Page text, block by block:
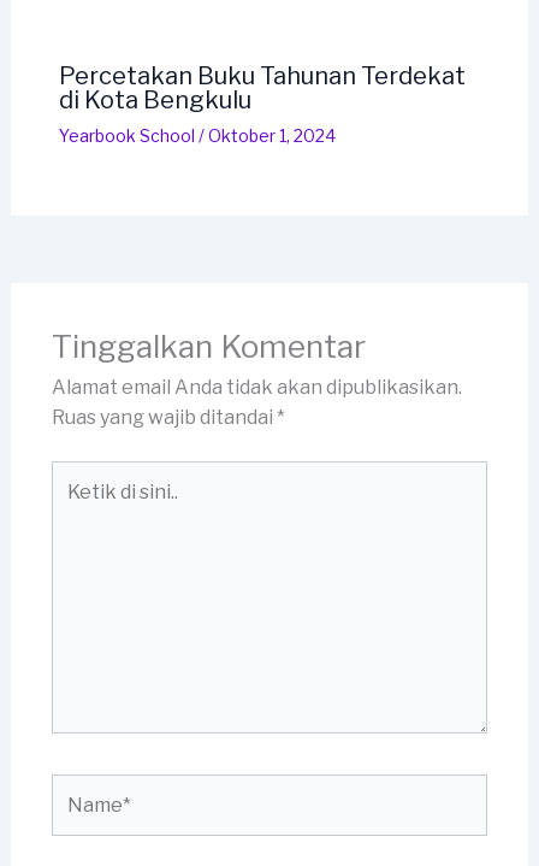
Percetakan Buku Tahunan Terdekat
di Kota Bengkulu
Yearbook School /Oktober 1, 2024
Tinggalkan Komentar
Alamat email Anda tidak akan dipublikasikan.
Ruas yang wajib ditandai *